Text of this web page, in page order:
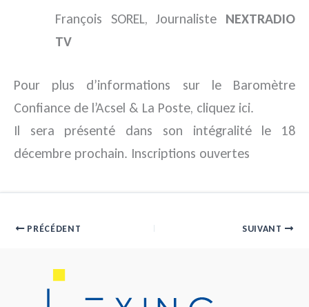
François SOREL, Journaliste NEXTRADIO
TV
Pour plus d’informations sur le Baromètre
Confiance de l’Acsel & La Poste, cliquez ici.
Il sera présenté dans son intégralité le 18
décembre prochain. Inscriptions ouvertes
PRÉCÉDENT SUIVANT